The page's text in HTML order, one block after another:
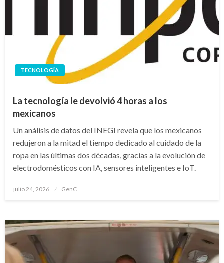
TECNOLOGÍA
La tecnología le devolvió 4 horas a los
mexicanos
Un análisis de datos del INEGI revela que los mexicanos
redujeron a la mitad el tiempo dedicado al cuidado de la
ropa en las últimas dos décadas, gracias a la evolución de
electrodomésticos con IA, sensores inteligentes e IoT.
Publicado
julio 24, 2026 GenC